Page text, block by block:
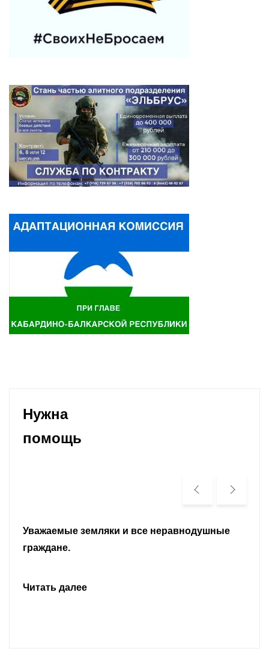
Нужна
помощь
Уважаемые земляки и все неравнодушные
граждане.
Читать далее